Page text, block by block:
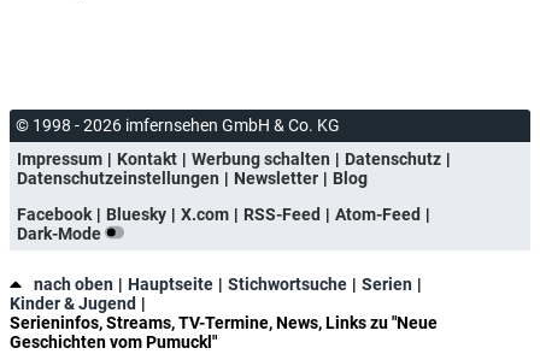
© 1998 - 2026 imfernsehen GmbH & Co. KG
Impressum
Kontakt Werbung schalten
Datenschutz
Datenschutzeinstellungen
Newsletter
Blog
Facebook
Bluesky X.com RSS-Feed
Atom-Feed
Dark-Mode
nach oben Hauptseite Stichwortsuche
Serien
Kinder & Jugend
Serieninfos, Streams, TV-Termine, News, Links zu "Neue
Geschichten vom Pumuckl"